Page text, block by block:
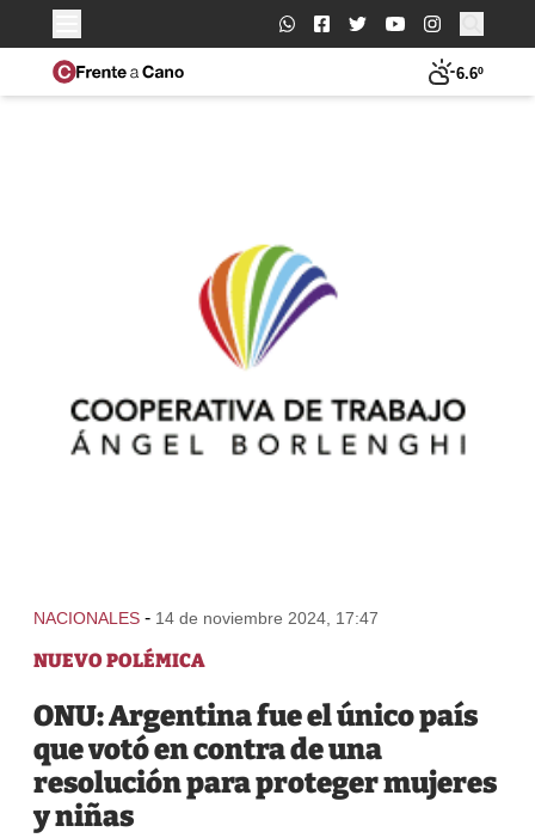
Buscar:
6.6º
NACIONALES - 14 de noviembre 2024, 17:47
NUEVO POLÉMICA
ONU: Argentina fue el único país
que votó en contra de una
resolución para proteger mujeres
y niñas